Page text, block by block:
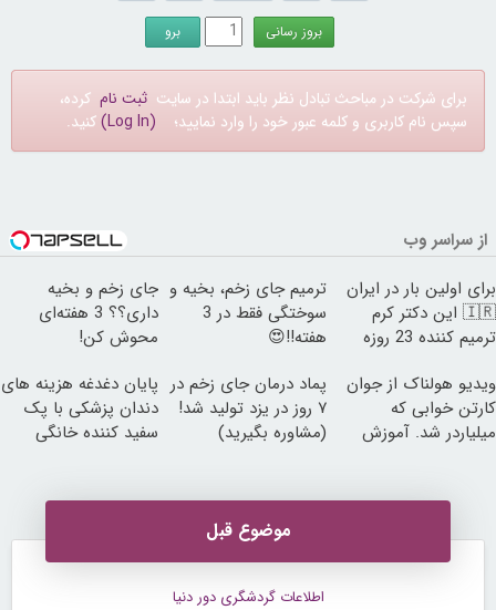
برای شرکت در مباحث تبادل نظر باید ابتدا در سایت ثبت نام کرده،
سپس نام کاربری و کلمه عبور خود را وارد نمایید؛ (Log In) کنید.
از سراسر وب
برای اولین بار در ایران
🇮🇷 این دکتر کرم
ترمیم کننده 23 روزه
ترمیم جای زخم، بخیه و
سوختگی فقط در 3
هفته!!😍
جای زخم و بخیه
داری؟؟ 3 هفته‌ای
محوش کن!
ویدیو هولناک از جوان
کارتن خوابی که
میلیاردر شد. آموزش
پماد درمان جای زخم در
۷ روز در یزد تولید شد!
(مشاوره بگیرید)
پایان دغدغه هزینه های
دندان پزشکی با پک
سفید کننده خانگی
موضوع قبل
اطلاعات گردشگری دور دنیا